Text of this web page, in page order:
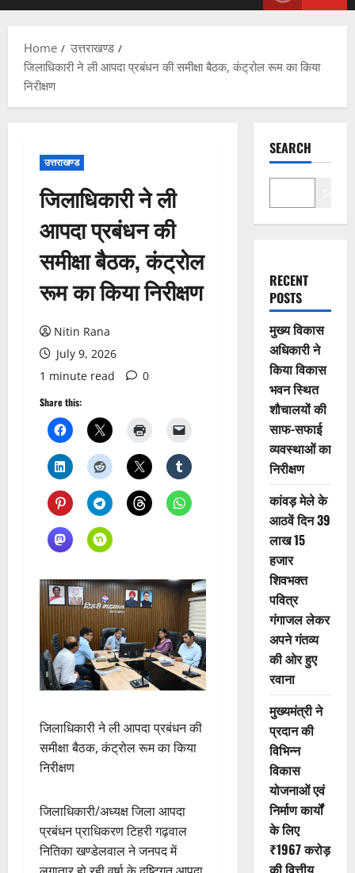
Home
उत्तराखण्ड
जिलाधिकारी ने ली आपदा प्रबंधन की समीक्षा बैठक, कंट्रोल रूम का किया
निरीक्षण
उत्तराखण्ड
जिलाधिकारी ने ली
आपदा प्रबंधन की
समीक्षा बैठक, कंट्रोल
रूम का किया निरीक्षण
Nitin Rana
July 9, 2026
1 minute read
0
Share this:
जिलाधिकारी ने ली आपदा प्रबंधन की
समीक्षा बैठक, कंट्रोल रूम का किया
निरीक्षण
जिलाधिकारी/अध्यक्ष जिला आपदा
प्रबंधन प्राधिकरण टिहरी गढ़वाल
नितिका खण्डेलवाल ने जनपद में
SEARCH
RECENT
POSTS
मुख्य विकास
अधिकारी ने
किया विकास
भवन स्थित
शौचालयों की
साफ-सफाई
व्यवस्थाओं का
निरीक्षण
कांवड़ मेले के
आठवें दिन 39
लाख 15
हजार
शिवभक्त
पवित्र
गंगाजल लेकर
अपने गंतव्य
की ओर हुए
रवाना
मुख्यमंत्री ने
प्रदान की
विभिन्न
विकास
योजनाओं एवं
निर्माण कार्यों
के लिए
₹1967 करोड़
की वित्तीय